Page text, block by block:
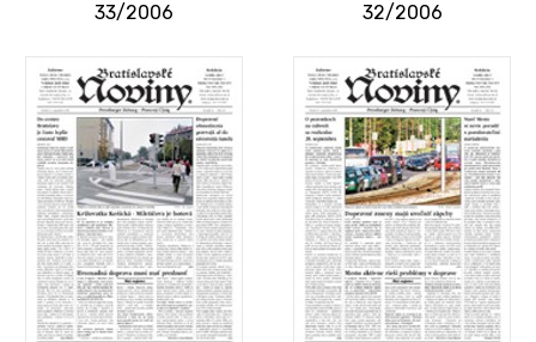
33/2006
32/2006